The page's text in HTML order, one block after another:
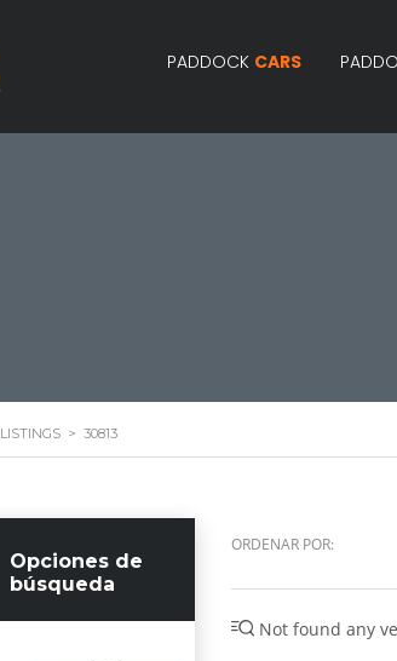
PADDOCK CARS
LISTINGS > 30813
Opciones de
búsqueda
ORDENAR POR:
Not found any